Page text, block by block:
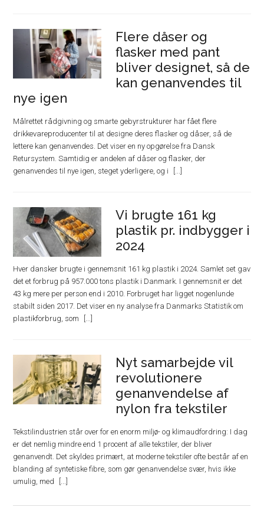
Flere dåser og
flasker med pant
bliver designet, så de
kan genanvendes til
nye igen
Målrettet rådgivning og smarte gebyrstrukturer har fået flere
drikkevareproducenter til at designe deres flasker og dåser, så de
lettere kan genanvendes. Det viser en ny opgørelse fra Dansk
Retursystem. Samtidig er andelen af dåser og flasker, der
genanvendes til nye igen, steget yderligere, og i
Vi brugte 161 kg
plastik pr. indbygger i
2024
Hver dansker brugte i gennemsnit 161 kg plastik i 2024. Samlet set gav
det et forbrug på 957.000 tons plastik i Danmark. I gennemsnit er det
43 kg mere per person end i 2010. Forbruget har ligget nogenlunde
stabilt siden 2017. Det viser en ny analyse fra Danmarks Statistik om
plastikforbrug, som
Nyt samarbejde vil
revolutionere
genanvendelse af
nylon fra tekstiler
Tekstilindustrien står over for en enorm miljø- og klimaudfordring: I dag
er det nemlig mindre end 1 procent af alle tekstiler, der bliver
genanvendt. Det skyldes primært, at moderne tekstiler ofte består af en
blanding af syntetiske fibre, som gør genanvendelse svær, hvis ikke
umulig, med